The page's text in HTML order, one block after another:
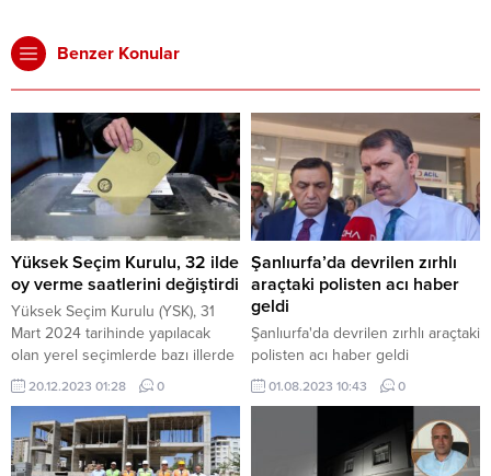
Benzer Konular
Yüksek Seçim Kurulu, 32 ilde
oy verme saatlerini değiştirdi
Yüksek Seçim Kurulu (YSK), 31
Mart 2024 tarihinde yapılacak
olan yerel seçimlerde bazı illerde
oy verme saatlerini değiştirdi.
Resmi Gazete’de yayımlanan YSK
kararına göre, güneşin doğuş ve
batış saatlerindeki farklılık dikkate
alınarak 32 ilde oy verme saatleri
20.12.2023 01:28 0
Şanlıurfa’da devrilen zırhlı
araçtaki polisten acı haber
geldi
Şanlıurfa'da devrilen zırhlı araçtaki
polisten acı haber geldi
01.08.2023 10:43 0